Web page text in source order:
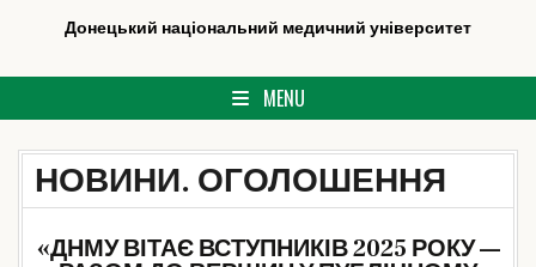
Донецький національний медичний університет
MENU
НОВИНИ. ОГОЛОШЕННЯ
«ДНМУ ВІТАЄ ВСТУПНИКІВ 2025 РОКУ —